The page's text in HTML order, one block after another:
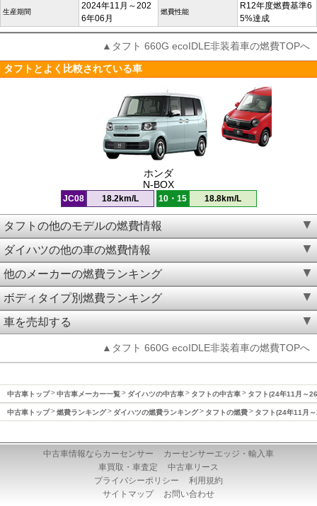
生産期間
2024年11月～202
6年06月
燃費性能
R12年度燃費基準6
5%達成
▲タフト 660G ecoIDLE非装着車の燃費TOPへ
タフトとよく比較されている車
ホンダ
N-BOX
JC08 18.2km/L 10・15 18.8km/L
タフトの他のモデルの燃費情報
ダイハツの他の車の燃費情報
他のメーカーの燃費ランキング
ボディタイプ別燃費ランキング
車を売却する
▲タフト 660G ecoIDLE非装着車の燃費TOPへ
中古車トップ 中古車メーカー一覧 ダイハツの中古車 タフトの中古車 タフト(24年11月～
中古車トップ 燃費ランキング ダイハツの燃費ランキング タフトの燃費 タフト(24年11月
中古車情報ならカーセンサー
カーセンサーエッジ・輸入車
車買取・車査定
中古車リース
プライバシーポリシー
利用規約
サイトマップ
お問い合わせ